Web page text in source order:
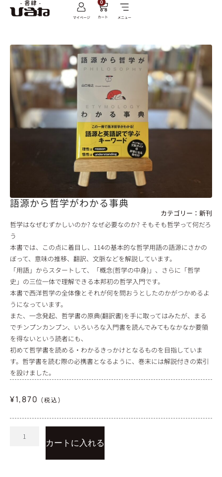
マイページ
0
カート メニュー
語源から哲学がわかる事典
カテゴリー： 新刊
哲学はなぜむずかしいのか? なぜ必要なのか? そもそも哲学って何だろ
う
本書では、この点に着目し、114の基本的な哲学用語の語源にさかの
ぼって、意味の推移、翻訳、文脈などを解説しています。
「用語」からスタートして、「概念(哲学の中身)」、さらに「哲学
史」の三位一体で理解できる本邦初の哲学入門です。
本書で西洋哲学の全体像とそれが何を問おうとしたのかがつかめるよ
うになっています。
また、一念発起、哲学書の原典(翻訳書)を手に取ってはみたが、まる
でチンプンカンプン、いろいろな入門書を読んでみてもなかなか要領
を得ないという読者にも、
初めて哲学書を読める・わかるきっかけとなるものを目指していま
す。哲学書を読む際の必携書となるように、巻末には解説付きの索引
を設けました。
¥1,870 (税込)
カートに入れる